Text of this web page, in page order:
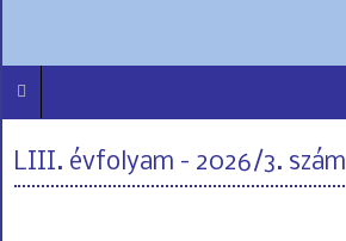
LIII. évfolyam - 2026/3. szám